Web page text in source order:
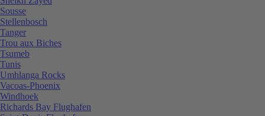
Sousse
Stellenbosch
Tanger
Trou aux Biches
Tsumeb
Tunis
Umhlanga Rocks
Vacoas-Phoenix
Windhoek
Richards Bay Flughafen